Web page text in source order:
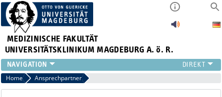
MEDIZINISCHE FAKULTÄT
UNIVERSITÄTSKLINIKUM MAGDEBURG A. ö. R.
INSTITUTE
KLINIKEN
Home Ansprechpartner